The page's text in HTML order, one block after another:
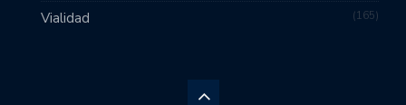
Vialidad 165